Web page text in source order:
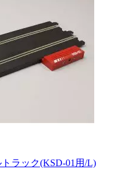
トラック(KSD-01用/L)